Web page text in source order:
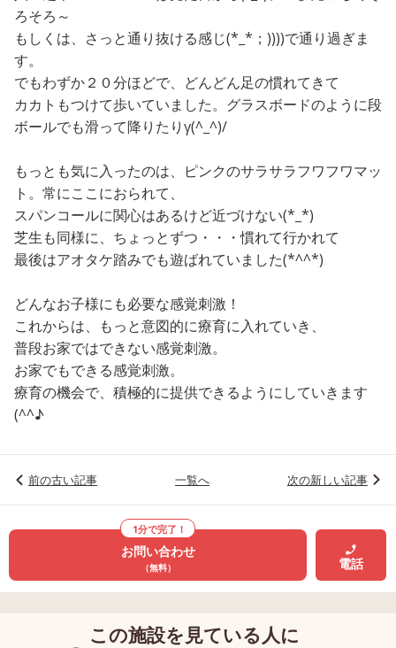
ろそろ～
もしくは、さっと通り抜ける感じ(*_*；))))で通り過ぎま
す。
でもわずか２０分ほどで、どんどん足の慣れてきて
カカトもつけて歩いていました。グラスボードのように段
ボールでも滑って降りたりγ(^_^)/
もっとも気に入ったのは、ピンクのサラサラフワフワマッ
ト。常にここにおられて、
スパンコールに関心はあるけど近づけない(*_*)
芝生も同様に、ちょっとずつ・・・慣れて行かれて
最後はアオタケ踏みでも遊ばれていました(*^^*)
どんなお子様にも必要な感覚刺激！
これからは、もっと意図的に療育に入れていき、
普段お家ではできない感覚刺激。
お家でもできる感覚刺激。
療育の機会で、積極的に提供できるようにしていきます
(^^♪
前の古い記事 一覧へ 次の新しい記事
1分で完了！
お問い合わせ
（無料） 電話
この施設を見ている人に